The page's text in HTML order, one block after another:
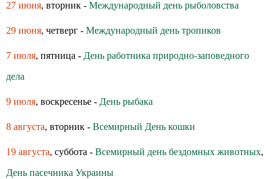
27 июня, вторник - Международный день рыболовства
29 июня, четверг - Международный день тропиков
7 июля, пятница - День работника природно-заповедного
дела
9 июля, воскресенье - День рыбака
8 августа, вторник - Всемирный День кошки
19 августа, суббота - Всемирный день бездомных животных,
День пасечника Украины